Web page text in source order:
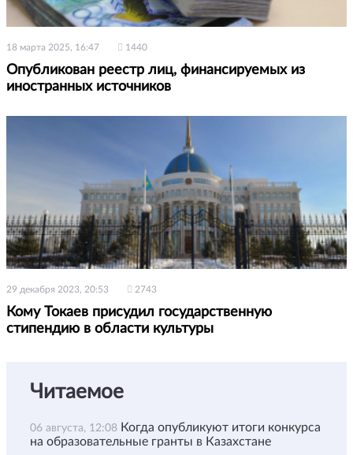
18 марта 2025, 16:47 1440
Опубликован реестр лиц, финансируемых из
иностранных источников
29 декабря 2023, 20:53 2743
Кому Токаев присудил государственную
стипендию в области культуры
Читаемое
06 августа, 12:08 Когда опубликуют итоги конкурса
на образовательные гранты в Казахстане